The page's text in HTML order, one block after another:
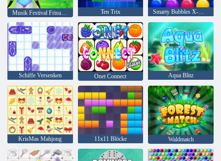
Ten Trix Smarty Bubbles X-Mas
Schiffe Versenken Onet Connect Aqua Blitz
KrisMas Mahjong 11x11 Blöcke Waldmatch